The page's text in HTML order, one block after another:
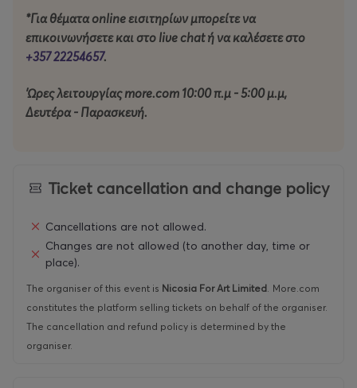
της Δημιουργίας και Έρευνας στον Τομέα του
Σύγχρονου Χορού – Τερψιχόρη 2026».
Τιμές εισιτηρίων:
15 ευρώ - Μεμονωμένο εισιτήριο για μία παράσταση
20 ευρώ - Ενιαίο εισιτήριο και για τις δύο παραστάσεις
ΣΥΝΔΙΟΡΓΑΝΩΤΕΣ: Nicosia For Art Ltd, Δήμος
ΚΥΡΙΟΣ ΧΟΡΗΓΟΣ: Υφυπουργείο Πολιτισμού,
Τμήμα Σύγχρονου Πολιτισμού
ΧΡΥΣΟΙ ΧΟΡΗΓΟΙ: VF Foundation , Allwyn
ΑΡΓΥΡΟΣ ΧΟΡΗΓΟΣ: PWC
*Για θέματα online εισιτηρίων μπορείτε να
επικοινωνήσετε και στο live chat ή να καλέσετε στο
+357 22254657.
'Ωρες λειτουργίας more.com 10:00 π.μ - 5:00 μ.μ,
Δευτέρα - Παρασκευή.
Ticket cancellation and change policy
Cancellations are not allowed.
Changes are not allowed (to another day, time or
place).
The organiser of this event is Nicosia For Art Limited. More.com
constitutes the platform selling tickets on behalf of the organiser.
The cancellation and refund policy is determined by the
organiser.